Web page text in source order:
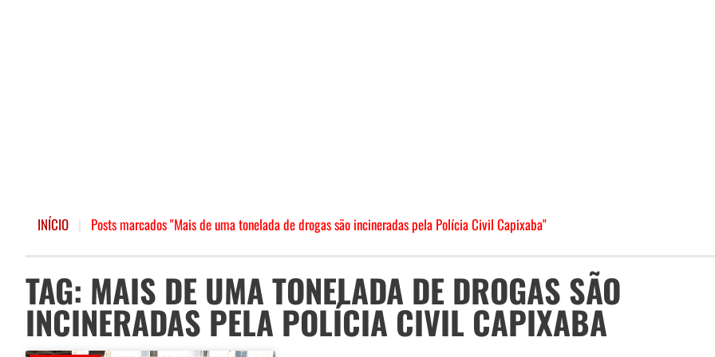
INÍCIO Posts marcados "Mais de uma tonelada de drogas são incineradas pela Polícia Civil Capixaba"
TAG: MAIS DE UMA TONELADA DE DROGAS SÃO
INCINERADAS PELA POLÍCIA CIVIL CAPIXABA